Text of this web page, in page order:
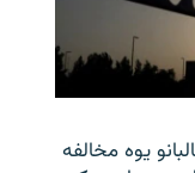
یوه مخالفه